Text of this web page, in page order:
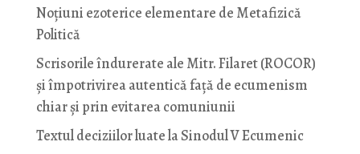
Noţiuni ezoterice elementare de Metafizică
Politică
Scrisorile îndurerate ale Mitr. Filaret (ROCOR)
și împotrivirea autentică față de ecumenism
chiar și prin evitarea comuniunii
Textul deciziilor luate la Sinodul V Ecumenic